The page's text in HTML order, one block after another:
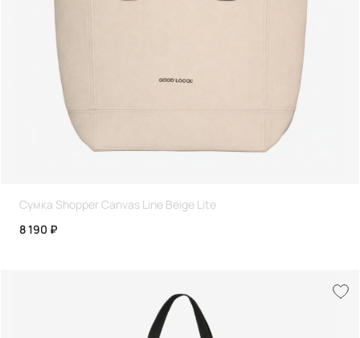
Сумка Shopper Canvas Line Beige Lite
8 190 ₽